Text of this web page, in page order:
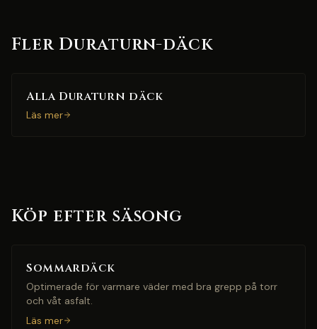
Fler Duraturn-däck
Alla Duraturn däck
Läs mer
Köp efter säsong
Sommardäck
Optimerade för varmare väder med bra grepp på torr
och våt asfalt.
Läs mer